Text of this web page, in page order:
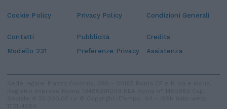
Cookie Policy Privacy Policy Condizioni Generali
Contatti Pubblicità
Credits
Modello 231
Preferenze Privacy Assistenza